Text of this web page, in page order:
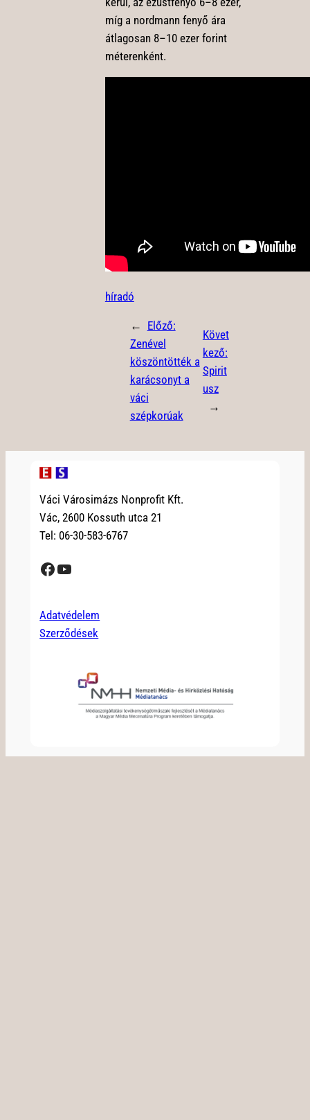
míg a nordmann fenyő ára
átlagosan 8–10 ezer forint
méterenként.
híradó
← Előző:
Zenével
köszöntötték a
karácsonyt a
váci
szépkorúak
Követ
kező:
Spirit
usz
→
Váci Városimázs Nonprofit Kft.
Vác, 2600 Kossuth utca 21
Tel: 06-30-583-6767
Facebook YouTube
Adatvédelem
Szerződések